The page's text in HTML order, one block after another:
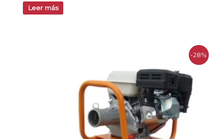
Leer más
-28%
$334.100.
actual
es:
$240.500.